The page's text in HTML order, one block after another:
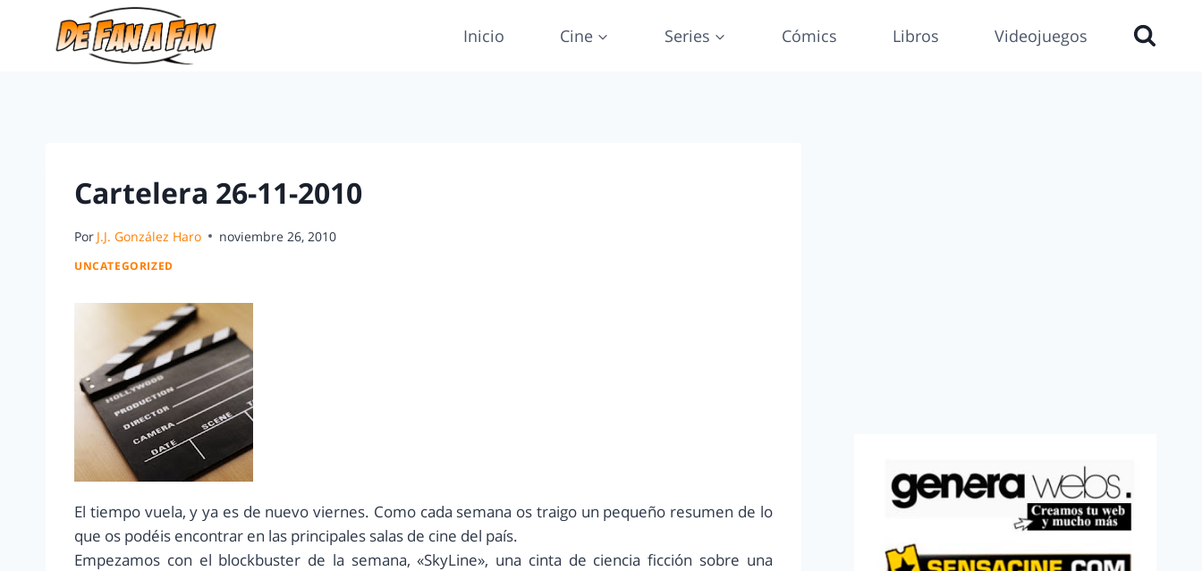
Inicio Cine Series Cómics Libros Videojuegos
Cartelera 26-11-2010
Por J.J. González Haro noviembre 26, 2010
UNCATEGORIZED
El tiempo vuela, y ya es de nuevo viernes. Como cada semana os traigo un pequeño resumen de lo
que os podéis encontrar en las principales salas de cine del país.
Empezamos con el blockbuster de la semana, «SkyLine», una cinta de ciencia ficción sobre una